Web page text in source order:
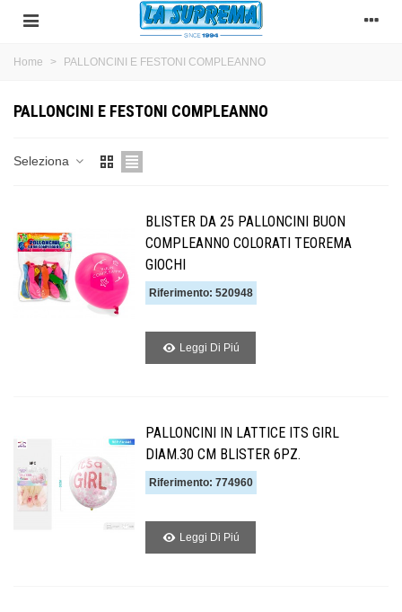
Home > PALLONCINI E FESTONI COMPLEANNO
PALLONCINI E FESTONI COMPLEANNO
Seleziona
BLISTER DA 25 PALLONCINI BUON
COMPLEANNO COLORATI TEOREMA
GIOCHI
Riferimento: 520948
Leggi Di Piú
PALLONCINI IN LATTICE ITS GIRL
DIAM.30 CM BLISTER 6PZ.
Riferimento: 774960
Leggi Di Piú